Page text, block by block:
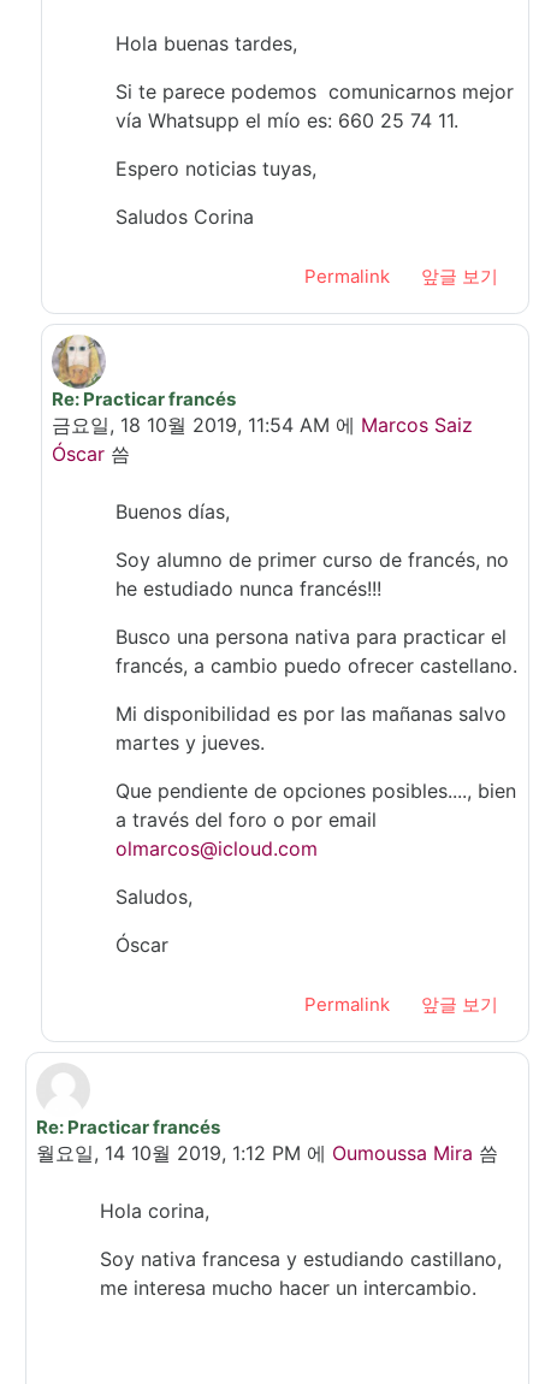
Hola buenas tardes,
Si te parece podemos comunicarnos mejor
vía Whatsupp el mío es: 660 25 74 11.
Espero noticias tuyas,
Saludos Corina
Permalink 앞글 보기
In reply to Petit-Clair Cath
Re: Practicar francés
금요일, 18 10월 2019, 11:54 AM 에 Marcos Saiz
Óscar씀
Buenos días,
Soy alumno de primer curso de francés, no
he estudiado nunca francés!!!
Busco una persona nativa para practicar el
francés, a cambio puedo ofrecer castellano.
Mi disponibilidad es por las mañanas salvo
martes y jueves.
Que pendiente de opciones posibles...., bien
a través del foro o por email
olmarcos@icloud.com
Saludos,
Óscar
Permalink 앞글 보기
In reply to Voinescu Corina Elena
Re: Practicar francés
월요일, 14 10월 2019, 1:12 PM 에 Oumoussa Mira 씀
Hola corina,
Soy nativa francesa y estudiando castillano,
me interesa mucho hacer un intercambio.